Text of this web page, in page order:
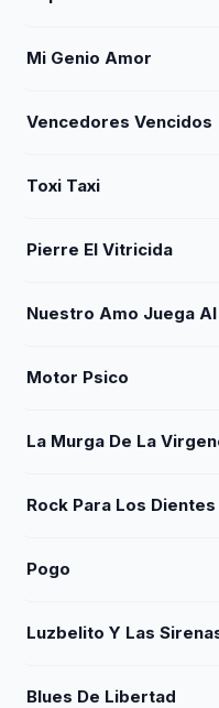
Mi Genio Amor
Vencedores Vencidos
Toxi Taxi
Pierre El Vitricida
Nuestro Amo Juega Al
Motor Psico
La Murga De La
Rock Para Los Dientes
Pogo
Luzbelito Y Las
Blues De Libertad